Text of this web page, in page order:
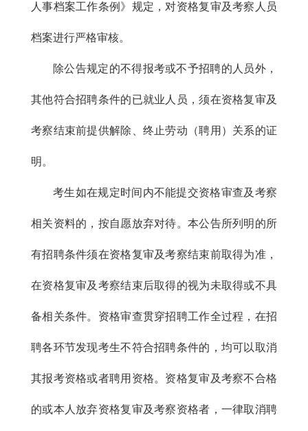
人事档案工作条例》规定，对资格复审及考察人员
档案进行严格审核。
除公告规定的不得报考或不予招聘的人员外，
其他符合招聘条件的已就业人员，须在资格复审及
考察结束前提供解除、终止劳动（聘用）关系的证
明。
考生如在规定时间内不能提交资格审查及考察
相关资料的，按自愿放弃对待。本公告所列明的所
有招聘条件须在资格复审及考察结束前取得为准，
在资格复审及考察结束后取得的视为未取得或不具
备相关条件。资格审查贯穿招聘工作全过程，在招
聘各环节发现考生不符合招聘条件的，均可以取消
其报考资格或者聘用资格。资格复审及考察不合格
的或本人放弃资格复审及考察资格者，一律取消聘